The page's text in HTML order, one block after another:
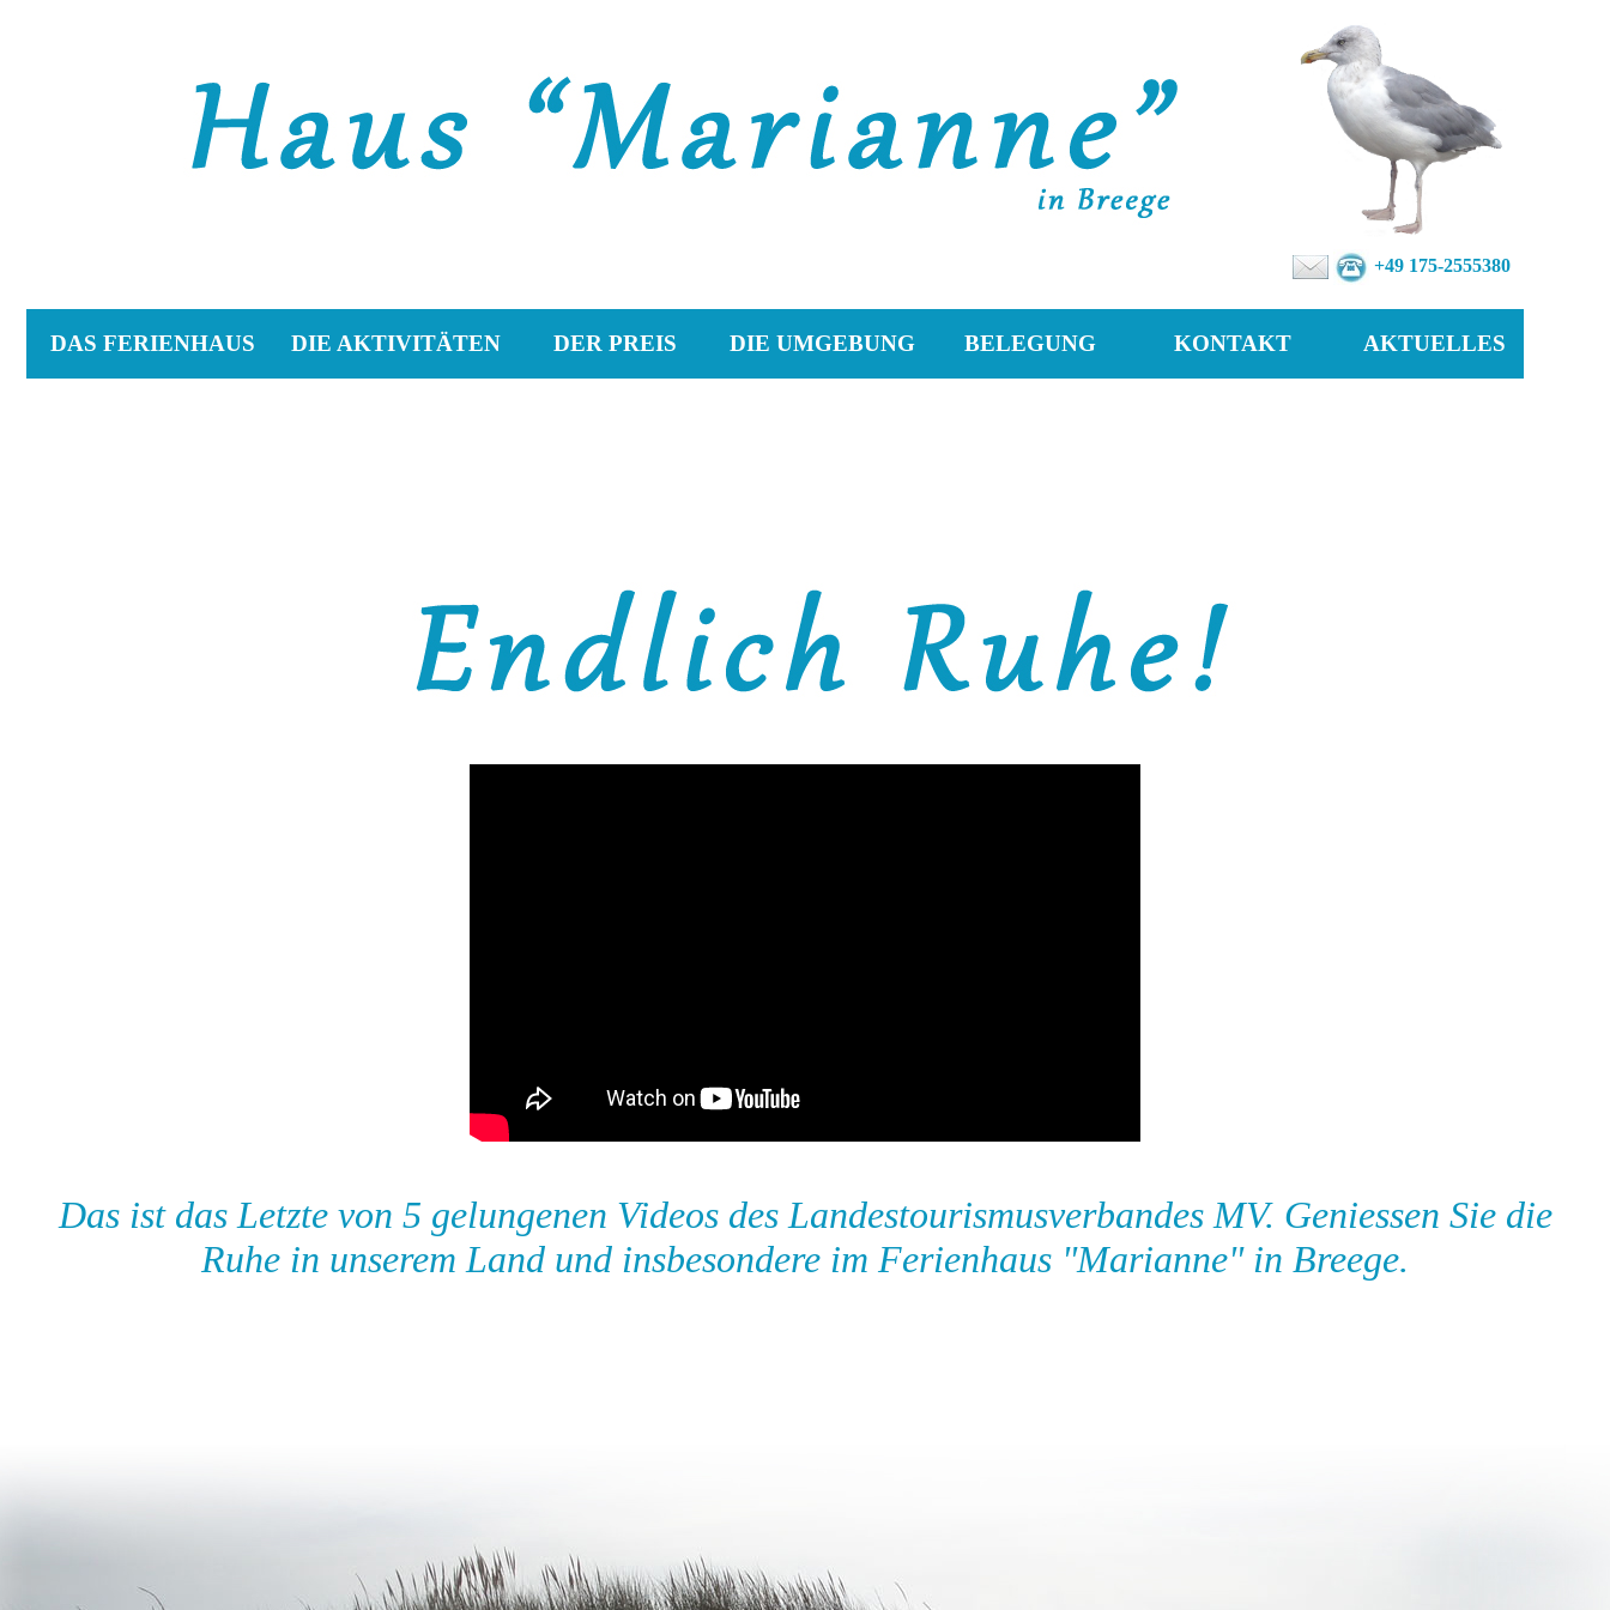
+49 175-2555380
DAS FERIENHAUS DIE AKTIVITÄTEN DER PREIS DIE UMGEBUNG BELEGUNG KONTAKT AKTUELLES
Das ist das Letzte von 5 gelungenen Videos des Landestourismusverbandes MV. Geniessen Sie die
Ruhe in unserem Land und insbesondere im Ferienhaus "Marianne" in Breege.